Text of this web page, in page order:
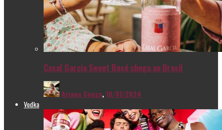
Casal Garcia Sweet Rosé chega ao Brasil
Ariana Souza,10/01/2024
Vodka